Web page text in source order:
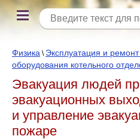
Физика \ Эксплуатация и ремонт
оборудования котельного
Эвакуация людей
эвакуационных
и управление
пожаре